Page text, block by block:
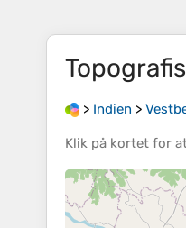
> Indien >
Klik på kortet for